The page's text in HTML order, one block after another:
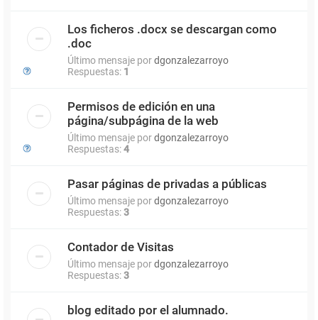
Los ficheros .docx se descargan como
.doc
Último mensaje pordgonzalezarroyo
Respuestas: 1
Permisos de edición en una
página/subpágina de la web
Último mensaje pordgonzalezarroyo
Respuestas:4
Pasar páginas de privadas a públicas
Último mensaje pordgonzalezarroyo
Respuestas:3
Contador de Visitas
Último mensaje pordgonzalezarroyo
Respuestas:3
blog editado por el alumnado.